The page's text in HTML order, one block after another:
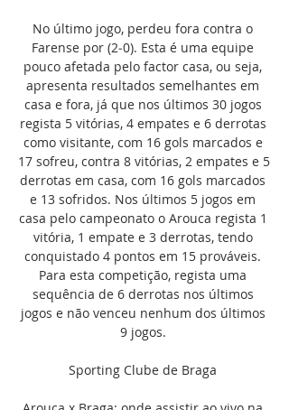
No último jogo, perdeu fora contra o
Farense por (2‑0). Esta é uma equipe
pouco afetada pelo factor casa, ou seja,
apresenta resultados semelhantes em
casa e fora, já que nos últimos 30 jogos
regista 5 vitórias, 4 empates e 6 derrotas
como visitante, com 16 gols marcados e
17 sofreu, contra 8 vitórias, 2 empates e 5
derrotas em casa, com 16 gols marcados
e 13 sofridos. Nos últimos 5 jogos em
casa pelo campeonato o Arouca regista 1
vitória, 1 empate e 3 derrotas, tendo
conquistado 4 pontos em 15 prováveis.
Para esta competição, regista uma
sequência de 6 derrotas nos últimos
jogos e não venceu nenhum dos últimos
9 jogos.
Sporting Clube de Braga